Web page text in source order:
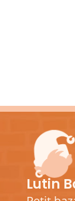
Lutin